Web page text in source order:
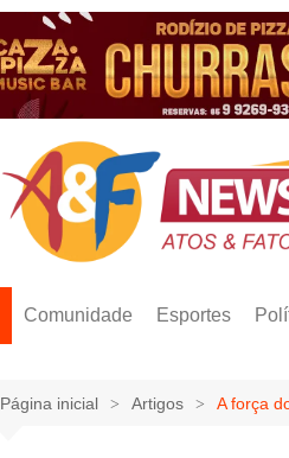
Comunidade Esportes
Página inicial Artigos A força